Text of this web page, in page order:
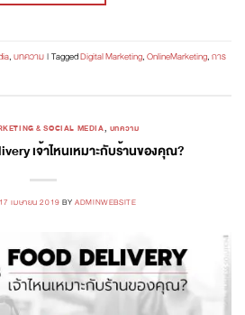
,บทความ|TaggedDigital Marketing,OnlineMarketing,การ
& SOCIAL MEDIA, บทความ
เจ้าไหนเหมาะกับร้านของคุณ?
17 เมษายน 2019 BYADMINWEBSITE